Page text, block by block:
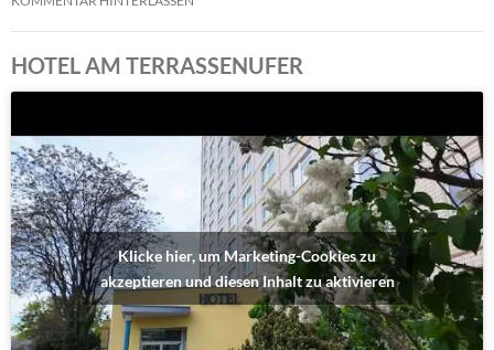
HOTEL AM TERRASSENUFER
Klicke hier, um Marketing-Cookies zu
akzeptieren und diesen Inhalt zu aktivieren